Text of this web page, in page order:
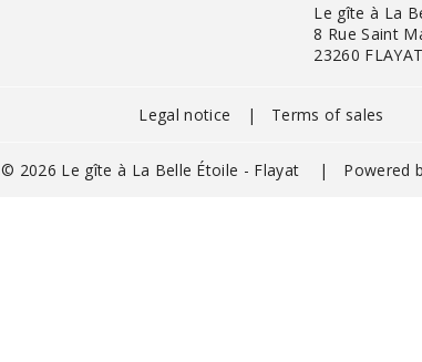
Le gîte à La
8 Rue Saint
23260
Legal notice | Terms of sales
© 2026 Le gîte à La Belle Étoile - Flayat | Powered